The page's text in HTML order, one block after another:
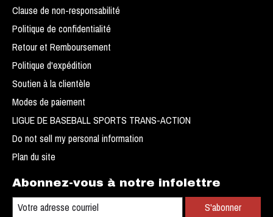
Clause de non-responsabilité
Politique de confidentialité
Retour et Remboursement
Politique d'expédition
Soutien à la clientèle
Modes de paiement
LIGUE DE BASEBALL SPORTS TRANS-ACTION
Do not sell my personal information
Plan du site
Abonnez-vous à notre infolettre
S'abonner